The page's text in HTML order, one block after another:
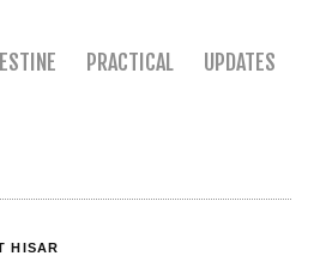
PRACTICAL UPDATES
HISAR